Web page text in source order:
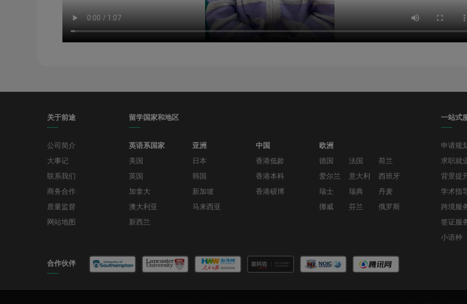
关于前途
公司简介
大事记
联系我们
商务合作
质量监督
网站地图
留学国家和地区
英语系国家
美国
英国
加拿大
澳大利亚
新西兰
亚洲
日本
韩国
新加坡
马来西亚
中国
香港低龄
香港本科
香港硕博
欧洲
德国
法国
荷兰
爱尔兰
意大利
西班牙
瑞士
瑞典
丹麦
挪威
芬兰 俄罗斯
一站式
申请规
求职就
背景提
学术指
跨境服
签证服
小语种
合作伙伴